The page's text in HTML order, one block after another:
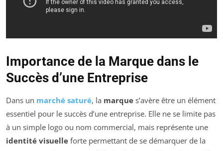
Importance de la Marque dans le
Succès d’une Entreprise
Dans un marché saturé, la marque s’avère être un élément
essentiel pour le succès d’une entreprise. Elle ne se limite pas
à un simple logo ou nom commercial, mais représente une
identité visuelle forte permettant de se démarquer de la